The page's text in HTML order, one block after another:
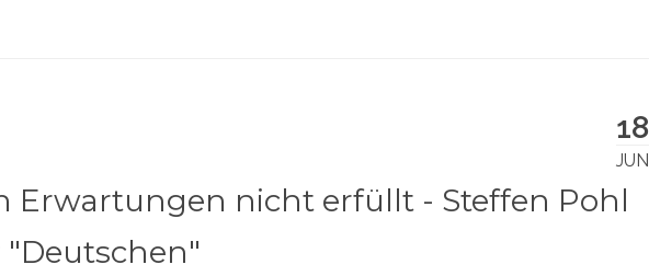
18
JUN
Erwartungen nicht erfüllt - Steffen Pohl